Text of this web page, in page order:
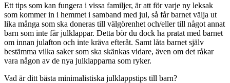
Ett tips som kan fungera i vissa familjer, är att för varje ny leksak
som kommer in i hemmet i samband med jul, så får barnet välja ut
lika många som ska doneras till välgörenhet och/eller till något annat
barn som inte får julklappar. Detta bör du dock ha pratat med barnet
om innan julafton och inte kräva efteråt. Samt låta barnet själv
bestämma vilka saker som ska skänkas vidare, även om det råkar
vara någon av de nya julklapparna som ryker.
Vad är ditt bästa minimalistiska julklappstips till barn?